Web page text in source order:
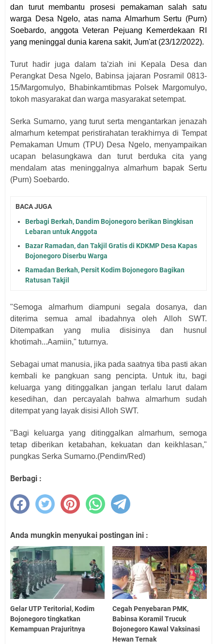
dan turut membantu prosesi pemakaman salah satu
warga Desa Ngelo, atas nama Almarhum Sertu (Purn)
Soebardo, anggota Veteran Pejuang Kemerdekaan RI
yang meninggal dunia karena sakit, Jum'at (23/12/2022).
Turut hadir juga dalam ta'ziah ini Kepala Desa dan
Perangkat Desa Ngelo, Babinsa jajaran Posramil 0813-
15/Margomulyo, Bhabinkamtibmas Polsek Margomulyo,
tokoh masyarakat dan warga masyarakat setempat.
Serka Sumarno, yang turut serta mengantarkan jenazah
almarhum ketempat peristirahatan terakhirnya di Tempat
Pemakaman Umum (TPU) Desa Ngelo, menyampaikan
ucapan belasungkawa dan turut berduka cita yang
mendalam atas meninggalnya almarhum bapak Sertu
(Purn) Soebardo.
BACA JUGA
Berbagi Berkah, Dandim Bojonegoro berikan Bingkisan
Lebaran untuk Anggota
Bazar Ramadan, dan Takjil Gratis di KDKMP Desa Kapas
Bojonegoro Diserbu Warga
Ramadan Berkah, Persit Kodim Bojonegoro Bagikan
Ratusan Takjil
"Semoga almarhum diampuni segala dosanya, dan
diterima semua amal ibadahnya oleh Alloh SWT.
Ditempatkan yang mulia disisinya dan husnul
khotimah...Aamiin," tuturnya.
Sebagai umat manusia, jika pada saatnya tiba pasti akan
kembali ke pangkuan sang pencipta. Untuk itu, bagi
keluarga yang ditinggalkan jangan terlalu larut dalam
kesedihan, dan percayalah bahwa almarhum sudah
ditempat yang layak disisi Alloh SWT.
"Bagi keluarga yang ditinggalkan almarhum, semoga
tetap diberikan ketabahan, kekuatan dan keikhlasan,"
pungkas Serka Sumarno.(Pendim/Red)
Berbagi :
Anda mungkin menyukai postingan ini :
Gelar UTP Teritorial, Kodim
Bojonegoro tingkatkan
Kemampuan Prajuritnya
Cegah Penyebaran PMK,
Babinsa Koramil Trucuk
Bojonegoro Kawal Vaksinasi
Hewan Ternak